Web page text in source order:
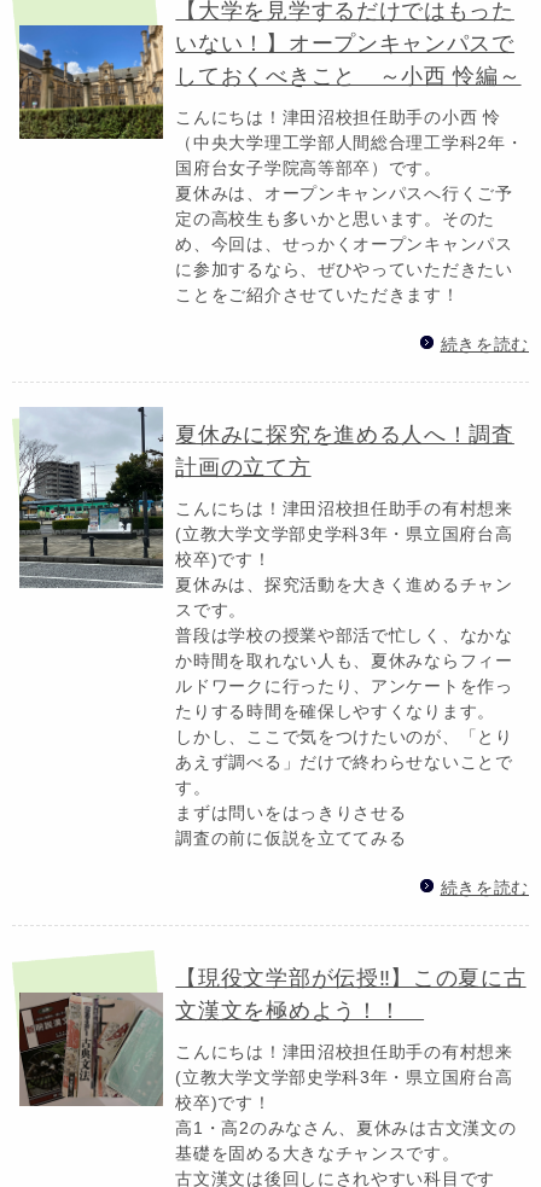
【大学を見学するだけではもった
いない！】オープンキャンパスで
しておくべきこと ～小西 怜編～
こんにちは！津田沼校担任助手の小西 怜
（中央大学理工学部人間総合理工学科2年・
国府台女子学院高等部卒）です。
夏休みは、オープンキャンパスへ行くご予
定の高校生も多いかと思います。そのた
め、今回は、せっかくオープンキャンパス
に参加するなら、ぜひやっていただきたい
ことをご紹介させていただきます！
続きを読む
夏休みに探究を進める人へ！調査
計画の立て方
こんにちは！津田沼校担任助手の有村想来
(立教大学文学部史学科3年・県立国府台高
校卒)です！
夏休みは、探究活動を大きく進めるチャン
スです。
普段は学校の授業や部活で忙しく、なかな
か時間を取れない人も、夏休みならフィー
ルドワークに行ったり、アンケートを作っ
たりする時間を確保しやすくなります。
しかし、ここで気をつけたいのが、「とり
あえず調べる」だけで終わらせないことで
す。
まずは問いをはっきりさせる
調査の前に仮説を立ててみる
続きを読む
【現役文学部が伝授‼】この夏に古
文漢文を極めよう！！
こんにちは！津田沼校担任助手の有村想来
(立教大学文学部史学科3年・県立国府台高
校卒)です！
高1・高2のみなさん、夏休みは古文漢文の
基礎を固める大きなチャンスです。
古文漢文は後回しにされやすい科目です